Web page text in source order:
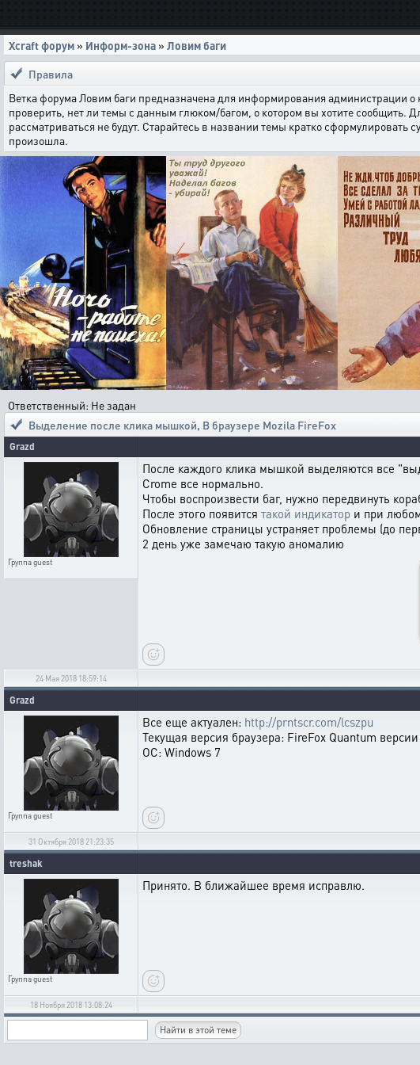
Xcraft форум » Информ-зона » Ловим баги
Правила
Ветка форума Ловим баги предназначена для информирования администрации
проверить, нет ли темы с данным глюком/багом, о котором вы хотите сообщить.
рассматриваться не будут. Старайтесь в названии темы кратко
произошла.
Ответственный: Не задан
Выделение после клика мышкой, В браузере Mozila FireFox
Grazd
Группаguest
После каждого клика мышкой выделяются все
Crome все нормально.
Чтобы воспроизвести баг, нужно передвинуть
После этого появится такой индикатор и при
Обновление страницы устраняет проблемы (до
2 день уже замечаю такую аномалию
24 Мая 2018 18:59:14
Grazd
Группаguest
Все еще актуален: http://prntscr.com/lcszpu
Текущая версия браузера: FireFox Quantum
ОС: Windows 7
31 Октября 2018 21:23:35
treshak
Группаguest
Принято. В ближайшее время исправлю.
18 Ноября 2018 13:08:24